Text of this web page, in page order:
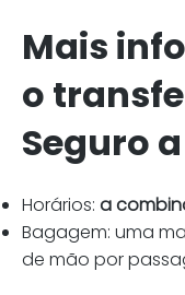
Mais
o
Seguro
Horários: a
Bagagem: uma
de mão por